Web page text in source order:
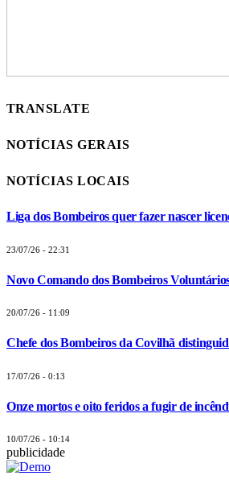
TRANSLATE
NOTÍCIAS GERAIS
NOTÍCIAS LOCAIS
Liga dos Bombeiros quer fazer nascer
23/07/26 - 22:31
Novo Comando dos Bombeiros
20/07/26 - 11:09
Chefe dos Bombeiros da Covilhã
17/07/26 - 0:13
Onze mortos e oito feridos a fugir de
10/07/26 - 10:14
publicidade